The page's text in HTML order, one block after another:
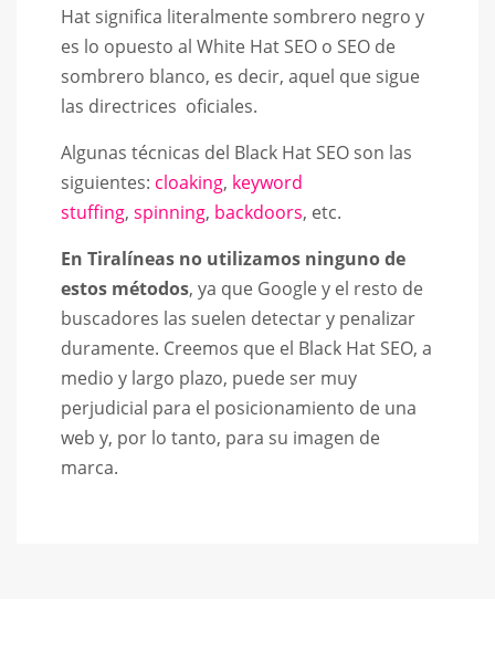
Hat significa literalmente sombrero negro y
es lo opuesto al White Hat SEO o SEO de
sombrero blanco, es decir, aquel que sigue
las directrices oficiales.
Algunas técnicas del Black Hat SEO son las
siguientes: cloaking, keyword
stuffing, spinning, backdoors, etc.
En Tiralíneas no utilizamos ninguno de
estos métodos, ya que Google y el resto de
buscadores las suelen detectar y penalizar
duramente. Creemos que el Black Hat SEO, a
medio y largo plazo, puede ser muy
perjudicial para el posicionamiento de una
web y, por lo tanto, para su imagen de
marca.